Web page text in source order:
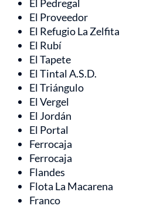
El Pedregal
El Proveedor
El Refugio La Zelfita
El Rubí
El Tapete
El Tintal A.S.D.
El Triángulo
El Vergel
El Jordán
El Portal
Ferrocaja
Ferrocaja
Flandes
Flota La Macarena
Franco